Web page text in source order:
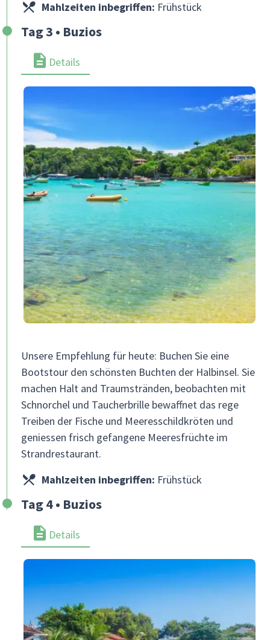
Mahlzeiten inbegriffen: Frühstück
Tag 3 • Buzios
Details
Unsere Empfehlung für heute: Buchen Sie eine
Bootstour den schönsten Buchten der Halbinsel. Sie
machen Halt and Traumstränden, beobachten mit
Schnorchel und Taucherbrille bewaffnet das rege
Treiben der Fische und Meeresschildkröten und
geniessen frisch gefangene Meeresfrüchte im
Strandrestaurant.
Mahlzeiten inbegriffen: Frühstück
Tag 4 • Buzios
Details